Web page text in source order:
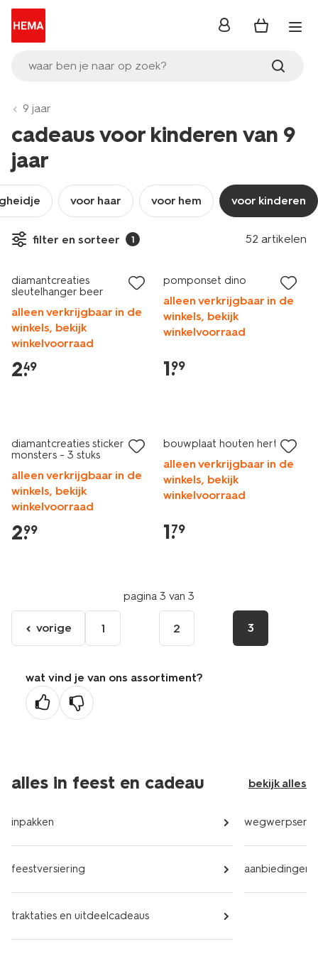
waar ben je naar op zoek?
inloggen
9 jaar
cadeaus voor kinderen van 9
jaar
voor haar voor hem voor kinderen
filter en sorteer 1 52 artikelen
diamantcreaties
sleutelhanger beer
alleen verkrijgbaar in de
winkels, bekijk
winkelvoorraad
2.
49
pomponset dino
alleen verkrijgbaar in de
winkels, bekijk
winkelvoorraad
1.
99
diamantcreaties stickers
monsters - 3 stuks
alleen verkrijgbaar in de
winkels, bekijk
winkelvoorraad
2.
99
bouwplaat houten hert
alleen verkrijgbaar in de
winkels, bekijk
winkelvoorraad
1.
79
pagina 3 van 3
ga
naar
vorige
pagina
vorige 1 2 3
wat vind je van ons assortiment?
alles in feest en cadeau bekijk alles
inpakken
feestversiering
traktaties en uitdeelcadeaus
aanbiedingen